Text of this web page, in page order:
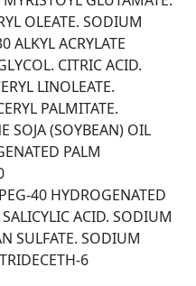
OLEATE. SODIUM
ALKYL ACRYLATE
CITRIC ACID.
LINOLEATE.
PALMITATE.
SOJA (SOYBEAN) OIL
PALM
40 HYDROGENATED
ACID. SODIUM
SULFATE. SODIUM
6